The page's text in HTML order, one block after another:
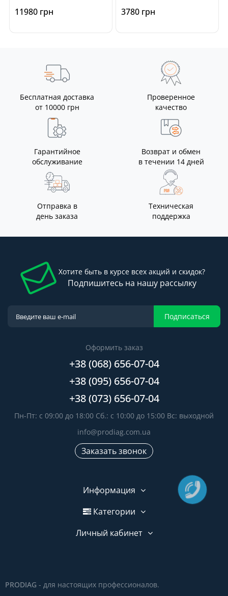
11980 грн 3780 грн
Бесплатная доставка
от 10000 грн
Проверенное
качество
Гарантийное
обслуживание
Возврат и обмен
в течении 14 дней
Отправка в
день заказа
Техническая
поддержка
Хотите быть в курсе всех акций и скидок?
Подпишитесь на нашу рассылку
Подписаться
Оформить заказ
+38 (068) 656-07-04
+38 (095) 656-07-04
+38 (073) 656-07-04
Пн-Пт: с 09:00 до 18:00 Сб.: с 10:00 до 15:00 Вс: выходной
info@prodiag.com.ua
Заказать звонок
Информация
Категории
Личный кабинет
PRODIAG - для настоящих профессионалов.